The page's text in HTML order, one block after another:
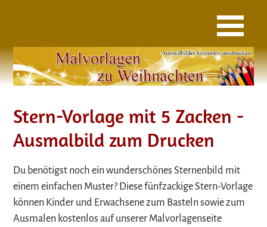
Stern-Vorlage mit 5 Zacken -
Ausmalbild zum Drucken
Du benötigst noch ein wunderschönes Sternenbild mit
einem einfachen Muster? Diese fünfzackige Stern-Vorlage
können Kinder und Erwachsene zum Basteln sowie zum
Ausmalen kostenlos auf unserer Malvorlagenseite